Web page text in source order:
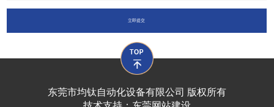
立即提交
东莞市均钛自动化设备有限公司 版权所有